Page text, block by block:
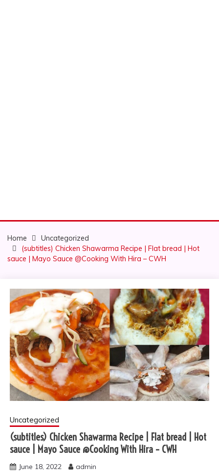
Home
Uncategorized
(subtitles) Chicken Shawarma Recipe | Flat bread | Hot
sauce | Mayo Sauce @Cooking With Hira – CWH
Uncategorized
(subtitles) Chicken Shawarma Recipe | Flat bread | Hot
sauce | Mayo Sauce @Cooking With Hira – CWH
June 18, 2022 admin